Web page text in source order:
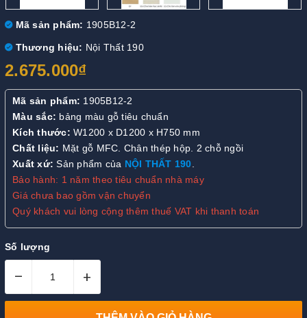
Mã sản phẩm: 1905B12-2
Thương hiệu: Nội Thất 190
2.675.000₫
Mã sản phẩm: 1905B12-2
Màu sắc: bảng màu gỗ tiêu chuẩn
Kích thước: W1200 x D1200 x H750 mm
Chất liệu: Mặt gỗ MFC. Chân thép hộp. 2 chỗ ngồi
Xuất xứ: Sản phẩm của NỘI THẤT 190.
Bảo hành: 1 năm theo tiêu chuẩn nhà máy
Giá chưa bao gồm vận chuyển
Quý khách vui lòng cộng thêm thuế VAT khi thanh toán
Số lượng
– +